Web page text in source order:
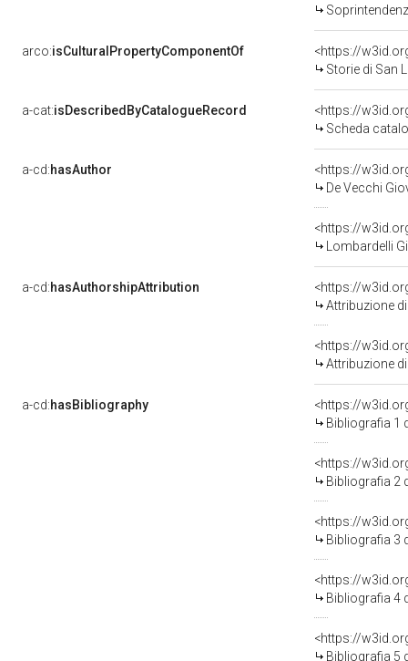
arco:isCulturalPropertyComponentOf
<https://
Storie di San Lorenzo
a-cat:isDescribedByCatalogueRecord
<https://
Scheda
a-cd:hasAuthor
<https://
De Vecchi
<https://
Lombardelli
a-cd:hasAuthorshipAttribution
<https://
Attribuzione
<https://
Attribuzione
a-cd:hasBibliography
<https://
Bibliografia 1
<https://
Bibliografia 2
<https://
Bibliografia 3
<https://
Bibliografia 4
<https://
Bibliografia 5